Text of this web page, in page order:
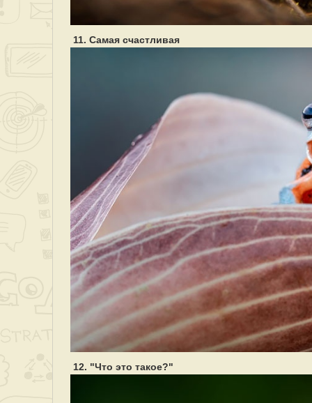
11. Самая счастливая
12. "Что это такое?"